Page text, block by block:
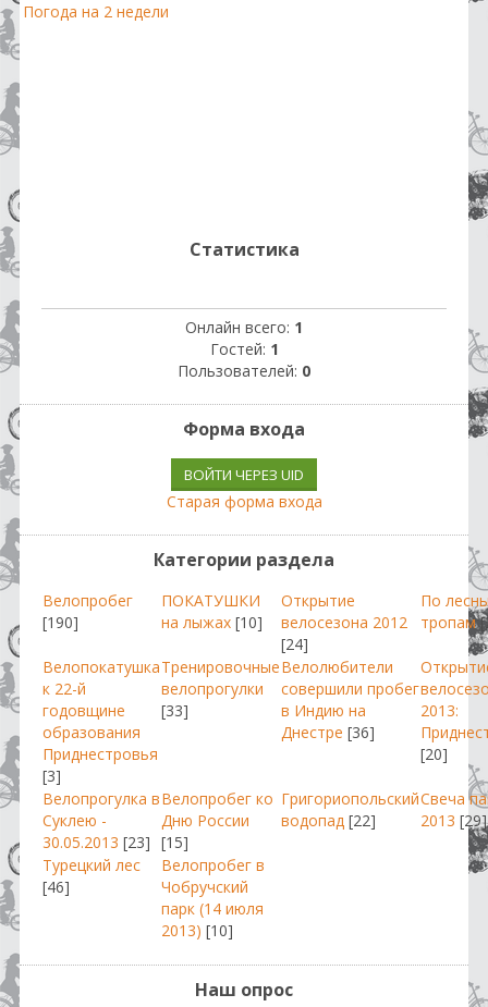
Погода на 2 недели
Статистика
Онлайн всего: 1
Гостей: 1
Пользователей: 0
Форма входа
ВОЙТИ ЧЕРЕЗ UID
Старая форма входа
Категории раздела
Велопробег
[190]
ПОКАТУШКИ
на лыжах [10]
Открытие
велосезона 2012
[24]
По
тропам
Велопокатушка
к 22-й
годовщине
образования
Приднестровья
[3]
Тренировочные
велопрогулки
[33]
Велолюбители
совершили пробег
в Индию на
Днестре [36]
2013:
[20]
Велопрогулка в
Суклею -
30.05.2013 [23]
Велопробег ко
Дню России
[15]
Григориопольский
водопад [22]
Свеча
2013 [29]
Турецкий лес
[46]
Велопробег в
Чобручский
парк (14 июля
2013) [10]
Наш опрос